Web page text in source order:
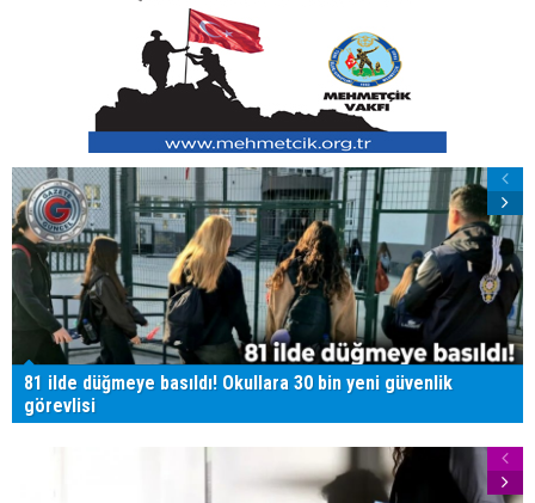
81 ilde düğmeye basıldı! Okullara 30 bin yeni güvenlik
görevlisi